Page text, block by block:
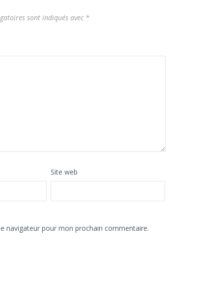
sont indiqués avec *
Site web
navigateur pour mon prochain commentaire.